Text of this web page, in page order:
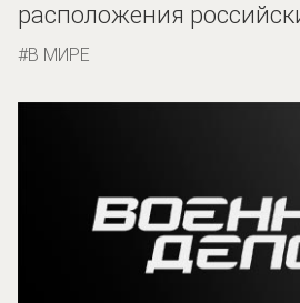
расположения
В МИРЕ